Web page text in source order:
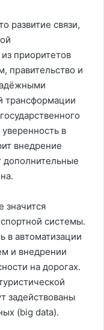
развитие связи,
приоритетов
правительство и
трансформации
в
внедрение
значится
системы.
в автоматизации
и внедрении
на дорогах.
задействованы
(big data).